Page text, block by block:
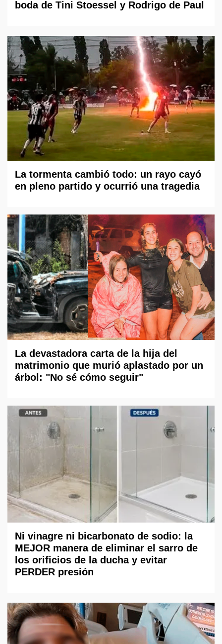
boda de Tini Stoessel y Rodrigo de Paul
La tormenta cambió todo: un rayo cayó
en pleno partido y ocurrió una tragedia
La devastadora carta de la hija del
matrimonio que murió aplastado por un
árbol: "No sé cómo seguir"
Ni vinagre ni bicarbonato de sodio: la
MEJOR manera de eliminar el sarro de
los orificios de la ducha y evitar
PERDER presión